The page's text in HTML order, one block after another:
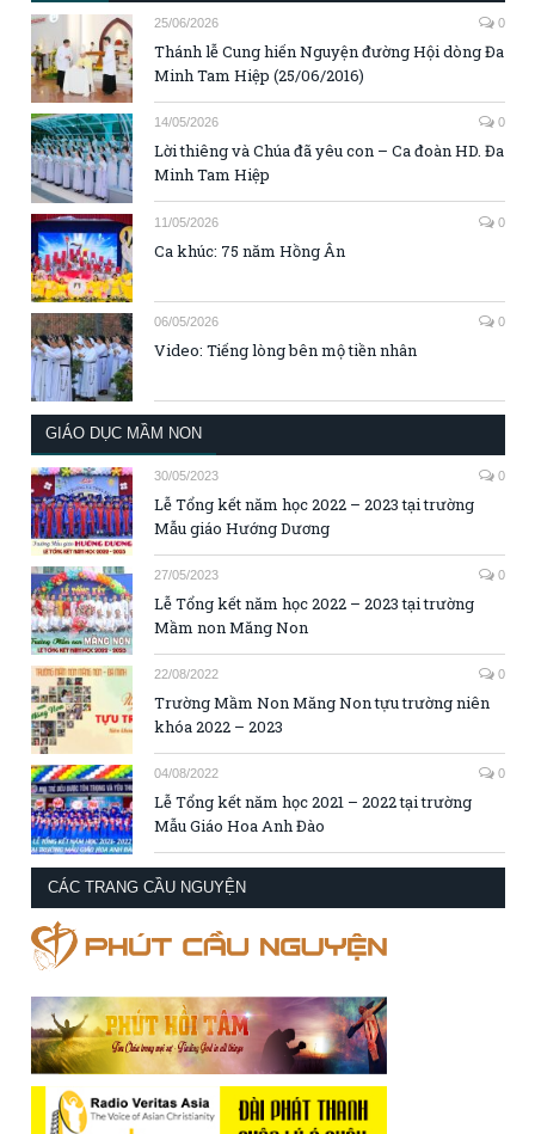
25/06/2026 0
Thánh lễ Cung hiến Nguyện đường Hội dòng Đa
Minh Tam Hiệp (25/06/2016)
14/05/2026 0
Lời thiêng và Chúa đã yêu con – Ca đoàn HD. Đa
Minh Tam Hiệp
11/05/2026 0
Ca khúc: 75 năm Hồng Ân
06/05/2026 0
Video: Tiếng lòng bên mộ tiền nhân
GIÁO DỤC MẦM NON
30/05/2023 0
Lễ Tổng kết năm học 2022 – 2023 tại trường
Mẫu giáo Hướng Dương
27/05/2023 0
Lễ Tổng kết năm học 2022 – 2023 tại trường
Mầm non Măng Non
22/08/2022 0
Trường Mầm Non Măng Non tựu trường niên
khóa 2022 – 2023
04/08/2022 0
Lễ Tổng kết năm học 2021 – 2022 tại trường
Mẫu Giáo Hoa Anh Đào
CÁC TRANG CẦU NGUYỆN